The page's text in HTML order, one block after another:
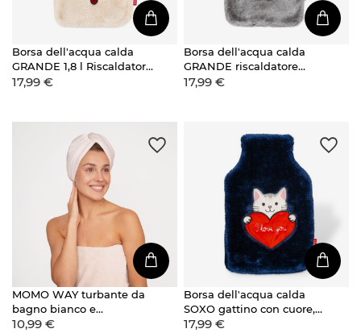
Borsa dell'acqua calda
GRANDE 1,8 l Riscaldatore
SOXO in una custodia di
17,99 €
Borsa dell'acqua calda
GRANDE riscaldatore
SOXO grigio da 1,8 litri in
17,99 €
MOMO WAY turbante da
bagno bianco e
asciugamano
10,99 €
Borsa dell'acqua calda
SOXO gattino con cuore,
blu navy, 1,8 L
17,99 €